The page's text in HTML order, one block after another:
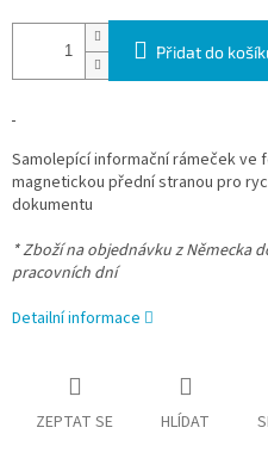
Přidat do
Samolepící informační rámeček ve
magnetickou přední stranou pro
dokumentu
* Zboží na objednávku z Německa
pracovních dní
Detailní informace
ZEPTAT SE HLÍDAT